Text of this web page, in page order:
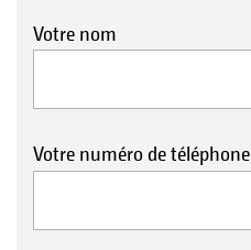
Votre nom
Votre numéro de téléphone